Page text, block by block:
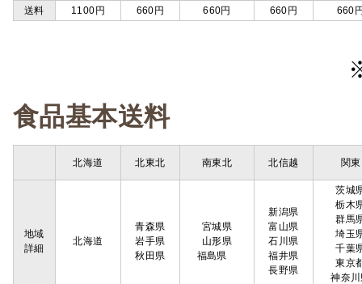
送料
1100円 660円 660円 660円 660
食品基本送料
北海道 北東北 南東北 北信越 関東
地域
詳細
北海道
青森県
岩手県
秋田県
宮城県
山形県
福島県
新潟県
富山県
石川県
福井県
長野県
茨城
栃木
群馬
埼玉
千葉
東京
神奈